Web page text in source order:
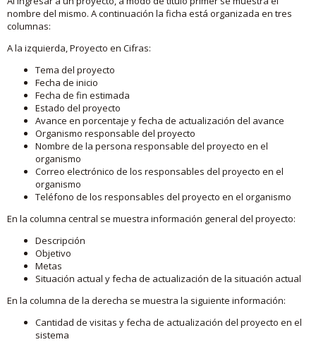
nombre del mismo. A continuación la ficha está organizada en tres
columnas:
A la izquierda, Proyecto en Cifras:
Tema del proyecto
Fecha de inicio
Fecha de fin estimada
Estado del proyecto
Avance en porcentaje y fecha de actualización del avance
Organismo responsable del proyecto
Nombre de la persona responsable del proyecto en el
organismo
Correo electrónico de los responsables del proyecto en el
organismo
Teléfono de los responsables del proyecto en el organismo
En la columna central se muestra información general del proyecto:
Descripción
Objetivo
Metas
Situación actual y fecha de actualización de la situación actual
En la columna de la derecha se muestra la siguiente información:
Cantidad de visitas y fecha de actualización del proyecto en el
sistema